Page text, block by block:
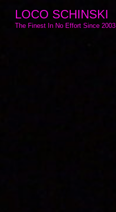
LOCO SCHINSKI
The Finest In No Effort Since 2003